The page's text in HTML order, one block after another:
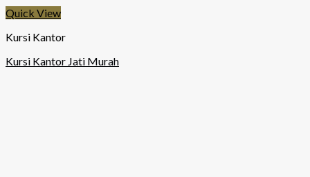
Quick View
Kursi Kantor
Kursi Kantor Jati Murah